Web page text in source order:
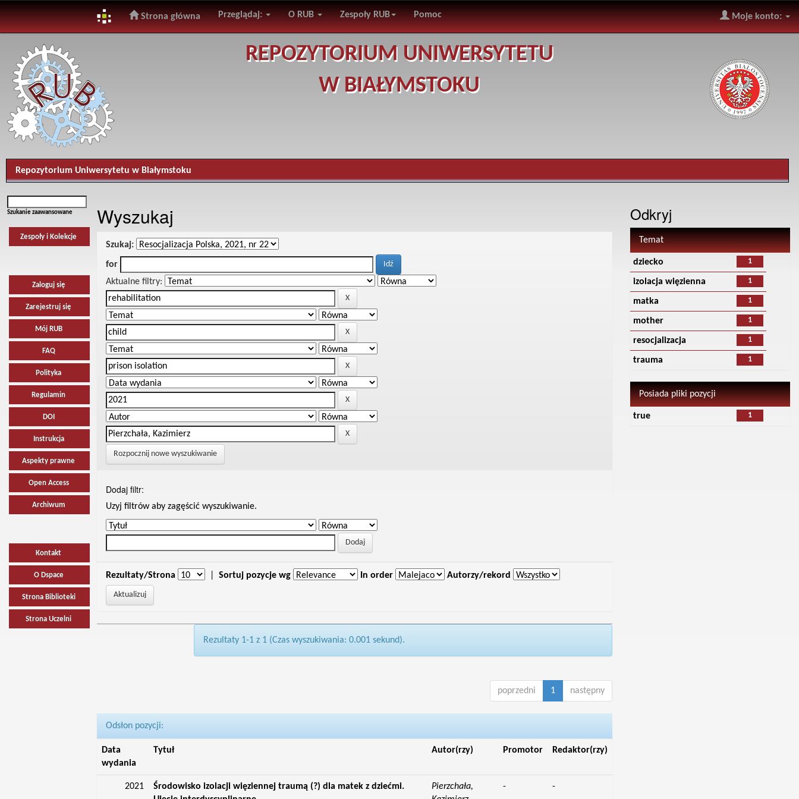
navigation
Strona główna Przeglądaj: O RUB Zespoły RUB Pomoc Moje konto:
REPOZYTORIUM UNIWERSYTETU
W BIAŁYMSTOKU
Repozytorium Uniwersytetu w Białymstoku
Szukanie zaawansowane
Zespoły i Kolekcje
Zaloguj się
Zarejestruj się
Mój RUB
FAQ
Polityka
Regulamin
DOI
Instrukcja
Aspekty prawne
Open Access
Archiwum
Kontakt
O Dspace
Strona Biblioteki
Strona Uczelni
Wyszukaj
Szukaj:
for
Aktualne filtry:
Rozpocznij nowe wyszukiwanie
Dodaj filtr:
Uzyj filtrów aby zagęścić wyszukiwanie.
Rezultaty/Strona Sortuj pozycje wg In order Autorzy/rekord
Rezultaty 1-1 z 1 (Czas wyszukiwania: 0.001 sekund).
poprzedni 1 następny
Odsłon pozycji:
Data
wydania
Tytuł Autor(rzy) Promotor Redaktor(rzy)
2021
Środowisko izolacji więziennej traumą (?) dla matek z dziećmi.
Pierzchała,
- -
Odkryj
Temat
1
dziecko
1
izolacja więzienna
1
matka
1
mother
1
resocjalizacja
1
trauma
Posiada pliki pozycji
1
true